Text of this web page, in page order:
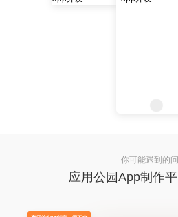
你可能遇到的
应用公园App制作